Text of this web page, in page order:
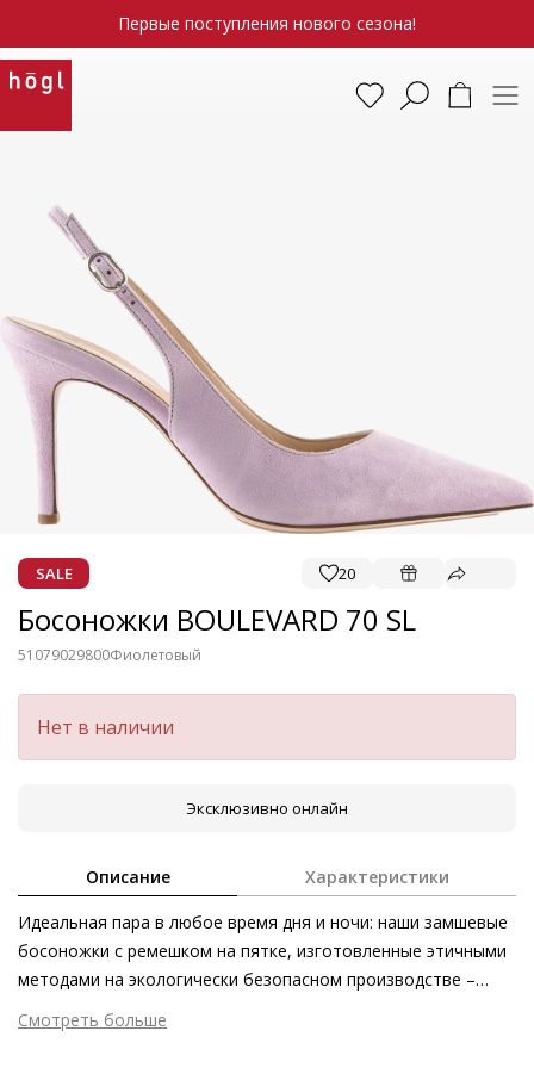
Первые поступления нового сезона!
SALE 20
Босоножки BOULEVARD 70 SL
51079029800Фиолетовый
Нет в наличии
Эксклюзивно онлайн
Описание Характеристики
Идеальная пара в любое время дня и ночи: наши замшевые
босоножки с ремешком на пятке, изготовленные этичными
методами на экологически безопасном производстве –
незаменимый этим летом аксессуар. Непринуждённо с
повседневными джинсами, изысканно с платьями –
Смотреть больше